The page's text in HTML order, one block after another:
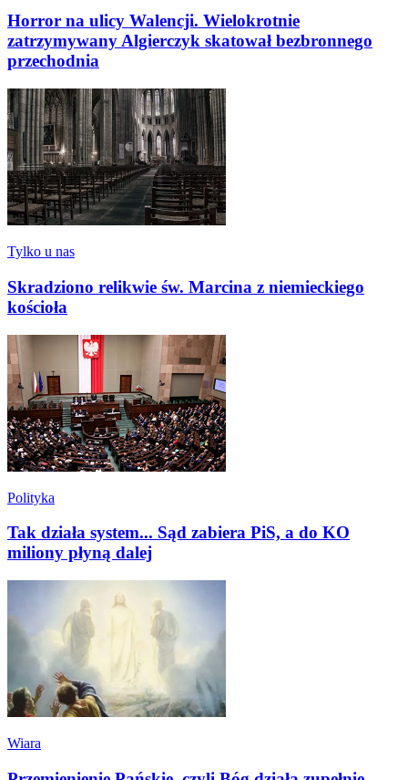
Horror na ulicy Walencji. Wielokrotnie
zatrzymywany Algierczyk skatował bezbronnego
przechodnia
Tylko u nas
Skradziono relikwie św. Marcina z niemieckiego
kościoła
Polityka
Tak działa system... Sąd zabiera PiS, a do KO
miliony płyną dalej
Wiara